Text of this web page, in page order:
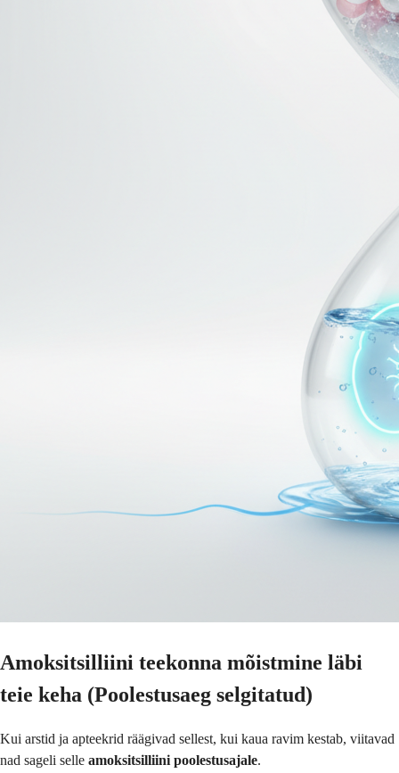
Amoksitsilliini teekonna mõistmine läbi
teie keha (Poolestusaeg selgitatud)
Kui arstid ja apteekrid räägivad sellest, kui kaua ravim kestab, viitavad
nad sageli selle amoksitsilliini poolestusajale.